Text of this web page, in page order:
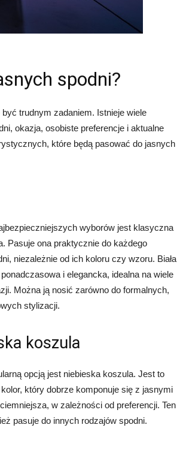
spodni?
trudnym zadaniem. Istnieje wiele
okazja, osobiste preferencje i aktualne
które będą pasować do jasnych
wyborów jest klasyczna
Pasuje ona praktycznie do każdego
niezależnie od ich koloru czy wzoru. Biała
i elegancka, idealna na wiele
Można ją nosić zarówno do formalnych,
stylizacji.
koszula
opcją jest niebieska koszula. Jest to
który dobrze komponuje się z jasnymi
w zależności od preferencji. Ten
pasuje do innych rodzajów spodni.